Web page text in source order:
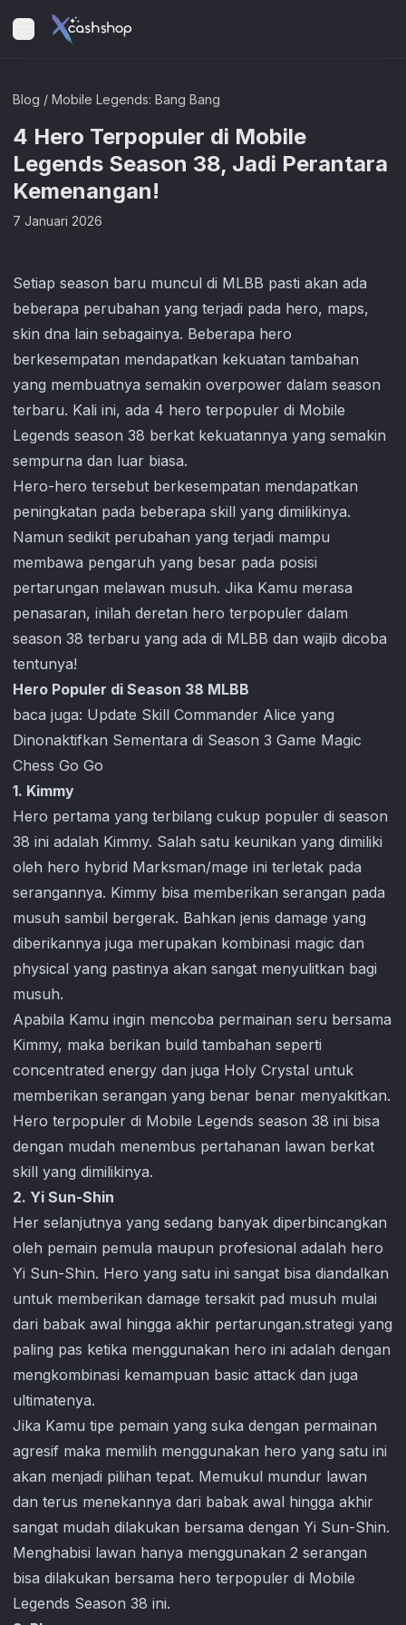
Blog / Mobile Legends: Bang Bang
4 Hero Terpopuler di Mobile
Legends Season 38, Jadi Perantara
Kemenangan!
7 Januari 2026
Setiap season baru muncul di MLBB pasti akan ada
beberapa perubahan yang terjadi pada hero, maps,
skin dna lain sebagainya. Beberapa hero
berkesempatan mendapatkan kekuatan tambahan
yang membuatnya semakin overpower dalam season
terbaru. Kali ini, ada 4 hero terpopuler di Mobile
Legends season 38 berkat kekuatannya yang semakin
sempurna dan luar biasa.
Hero-hero tersebut berkesempatan mendapatkan
peningkatan pada beberapa skill yang dimilikinya.
Namun sedikit perubahan yang terjadi mampu
membawa pengaruh yang besar pada posisi
pertarungan melawan musuh. Jika Kamu merasa
penasaran, inilah deretan hero terpopuler dalam
season 38 terbaru yang ada di MLBB dan wajib dicoba
tentunya!
Hero Populer di Season 38 MLBB
baca juga: Update Skill Commander Alice yang
Dinonaktifkan Sementara di Season 3 Game Magic
Chess Go Go
1. Kimmy
Hero pertama yang terbilang cukup populer di season
38 ini adalah Kimmy. Salah satu keunikan yang dimiliki
oleh hero hybrid Marksman/mage ini terletak pada
serangannya. Kimmy bisa memberikan serangan pada
musuh sambil bergerak. Bahkan jenis damage yang
diberikannya juga merupakan kombinasi magic dan
physical yang pastinya akan sangat menyulitkan bagi
musuh.
Apabila Kamu ingin mencoba permainan seru bersama
Kimmy, maka berikan build tambahan seperti
concentrated energy dan juga Holy Crystal untuk
memberikan serangan yang benar benar menyakitkan.
Hero terpopuler di Mobile Legends season 38 ini bisa
dengan mudah menembus pertahanan lawan berkat
skill yang dimilikinya.
2. Yi Sun-Shin
Her selanjutnya yang sedang banyak diperbincangkan
oleh pemain pemula maupun profesional adalah hero
Yi Sun-Shin. Hero yang satu ini sangat bisa diandalkan
untuk memberikan damage tersakit pad musuh mulai
dari babak awal hingga akhir pertarungan.strategi yang
paling pas ketika menggunakan hero ini adalah dengan
mengkombinasi kemampuan basic attack dan juga
ultimatenya.
Jika Kamu tipe pemain yang suka dengan permainan
agresif maka memilih menggunakan hero yang satu ini
akan menjadi pilihan tepat. Memukul mundur lawan
dan terus menekannya dari babak awal hingga akhir
sangat mudah dilakukan bersama dengan Yi Sun-Shin.
Menghabisi lawan hanya menggunakan 2 serangan
bisa dilakukan bersama hero terpopuler di Mobile
Legends Season 38 ini.